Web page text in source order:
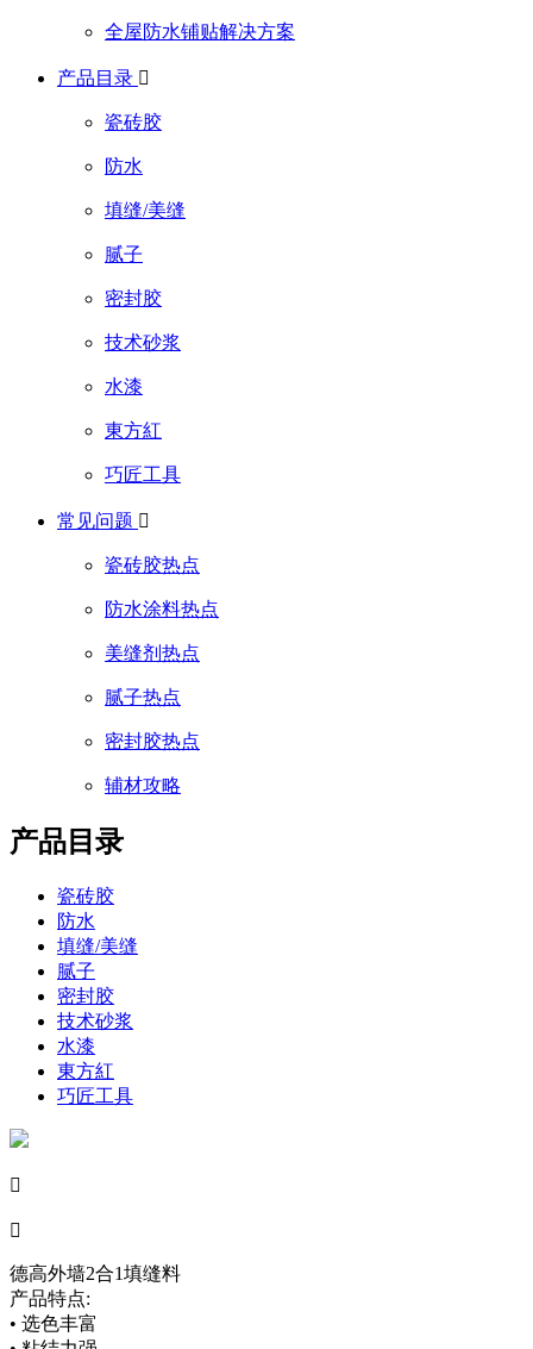
全屋防水铺贴解决方案
产品目录 
瓷砖胶
防水
填缝/美缝
腻子
密封胶
技术砂浆
水漆
東方紅
巧匠工具
常见问题 
瓷砖胶热点
防水涂料热点
美缝剂热点
腻子热点
密封胶热点
辅材攻略
产品目录
瓷砖胶
防水
填缝/美缝
腻子
密封胶
技术砂浆
水漆
東方紅
巧匠工具


德高外墙2合1填缝料
产品特点:
• 选色丰富